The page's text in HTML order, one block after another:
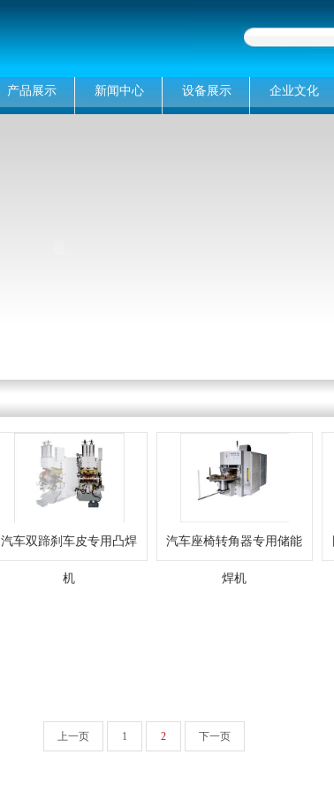
产品展示 新闻中心 设备展示 企业文化
汽车双蹄刹车皮专用凸焊
机
汽车座椅转角器专用储能
焊机
上一页 1 2 下一页